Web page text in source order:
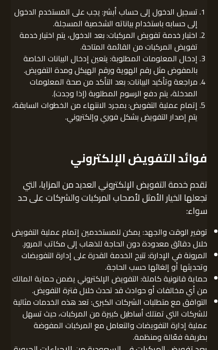
تسجيل الدخول إلى حساب أبشر: يجب على المستخدم الدخول
إلى حسابه باستخدام بياناته الشخصية المسجلة.
اختيار خدمة تفويض المركبات: بعد الدخول، يتم اختيار خدمة
تفويض المركبات من القائمة المتاحة.
إدخال المعلومات المطلوبة: يتعين إدخال البيانات الخاصة
بالمفوض مثل رقم الهوية ورقم الهيكل ومدة التفويض.
مراجعة وتأكيد البيانات: بعد التأكد من صحة المعلومات
المدخلة، يتم دفع الرسوم المطلوبة (إذا وجدت).
إتمام عملية التفويض: بمجرد الانتهاء من الخطوات السابقة،
يتم إصدار التفويض بشكل فوري وإلكتروني.
فوائد التفويض الإلكتروني
تقدم خدمة التفويض الإلكتروني العديد من المزايا، التي
تجعلها الخيار الأمثل لأصحاب المركبات والشركات على حد
سواء:
توفير الوقت والجهد: يمكن للمستخدمين إتمام عملية التفويض
خلال دقائق معدودة دون الحاجة للذهاب إلى مكاتب المرور.
المرونة في الإدارة: تتيح الخدمة القدرة على إدارة التفويضات
وتحديثها أو إلغائها حسب الحاجة.
حماية قانونية كاملة: التفويض الإلكتروني يضمن حماية المالك
من أي مخالفات أو حوادث قد تحدث خلال فترة التفويض.
التوافق مع متطلبات الشركات الكبرى: تعد هذه الخدمات مثالية
للشركات التي تمتلك أساطيل كبيرة من المركبات، حيث تسهل
عملية إدارة التفويضات والتعامل مع المركبات المفوضة
بطريقة فعّالة ومنظمة.